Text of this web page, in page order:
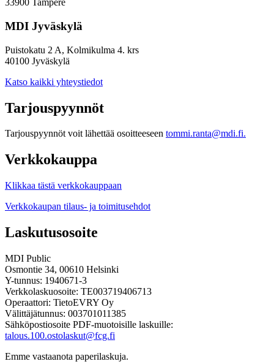
33900 Tampere
MDI Jyväskylä
Puistokatu 2 A, Kolmikulma 4. krs
40100 Jyväskylä
Katso kaikki yhteystiedot
Tarjouspyynnöt
Tarjouspyynnöt voit lähettää osoitteeseen tommi.ranta@mdi.fi.
Verkkokauppa
Klikkaa tästä verkkokauppaan
Verkkokaupan tilaus- ja toimitusehdot
Laskutusosoite
MDI Public
Osmontie 34, 00610 Helsinki
Y-tunnus: 1940671-3
Verkkolaskuosoite: TE003719406713
Operaattori: TietoEVRY Oy
Välittäjätunnus: 003701011385
Sähköpostiosoite PDF-muotoisille laskuille:
talous.100.ostolaskut@fcg.fi
Emme vastaanota paperilaskuja.